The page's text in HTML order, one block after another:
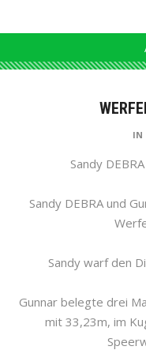
IN
Sandy
Sandy DEBRA und
Sandy warf den
Gunnar belegte drei
mit 33,23m, im